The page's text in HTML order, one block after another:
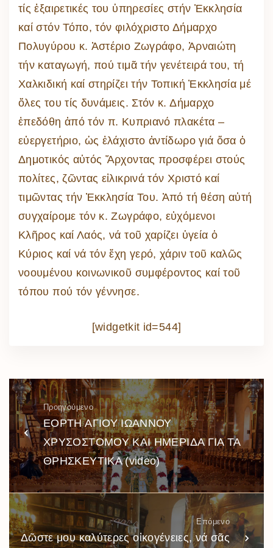
τίς ἐξαιρετικές του ὑπηρεσίες στήν Ἐκκλησία
καί στόν Τόπο, τόν φιλόχριστο Δήμαρχο
Πολυγύρου κ. Ἀστέριο Ζωγράφο, Ἀρναιώτη
τήν καταγωγή, πού τιμᾶ τήν γενέτειρά του, τή
Χαλκιδική καί στηρίζει τήν Τοπική Ἐκκλησία μέ
ὅλες του τίς δυνάμεις. Στόν κ. Δήμαρχο
ἐπεδόθη ἀπό τόν π. Κυπριανό πλακέτα –
εὐεργετήριο, ὡς ἐλάχιστο ἀντίδωρο γιά ὅσα ὁ
Δημοτικός αὐτός Ἄρχοντας προσφέρει στούς
πολίτες, ζῶντας εἰλικρινά τόν Χριστό καί
τιμῶντας τήν Ἐκκλησία Του. Ἀπό τή θέση αὐτή
συγχαίρομε τόν κ. Ζωγράφο, εὐχόμενοι
Κλῆρος καί Λαός, νά τοῦ χαρίζει ὑγεία ὁ
Κύριος καί νά τόν ἔχη γερό, χάριν τοῦ καλῶς
νοουμένου κοινωνικοῦ συμφέροντος καί τοῦ
τόπου πού τόν γέννησε.
[widgetkit id=544]
Προηγούμενο
ΕΟΡΤΗ ΑΓΙΟΥ ΙΩΑΝΝΟΥ
ΧΡΥΣΟΣΤΟΜΟΥ ΚΑΙ ΗΜΕΡΙΔΑ ΓΙΑ ΤΑ
ΘΡΗΣΚΕΥΤΙΚΑ (video)
Επόμενο
Δῶστε μου καλύτερες οἰκογένειες, νά σᾶς